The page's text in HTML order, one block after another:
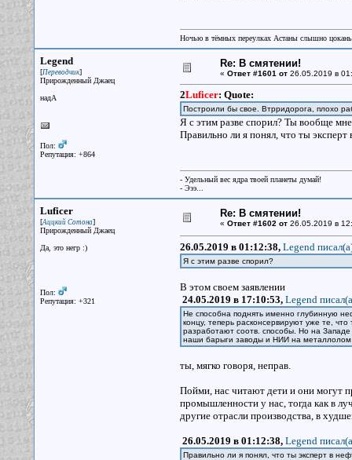
Ночью в тёмных переулках Астаны слышно
Legend
[Переводчик]
Прирожденный Джаец
надА
Пол:
Репутация: +864
Re: В смятении!
« Ответ #1601 от26.05.2019 в
2Luficer: Quote:
Построили бы свое. Втрридорога, плохо
Я с этим разве спорил? Ты вообще
Правильно ли я понял, что ты эксперт
- Удельный вес ядра твоей планеты думай!
- Эээ...
Luficer
[Аццкий Сотона]
Прирожденный Джаец
Да, это негр :)
Пол:
Репутация: +321
Re: В смятении!
« Ответ #1602 от26.05.2019 в
26.05.2019 в 01:12:38, Legend
Я с этим разве спорил?
В этом своем заявлении
24.05.2019 в 17:10:53, Legend
Не способна поднять именно глубинную
концу, теперь расконсервируют уже те,
разработают соотв. способы. Но на
наши барыги заводы и НИИ на
ты, мягко говоря, неправ.
Пойми, нас читают дети и они могут
промышленности у нас, тогда как в
другие отрасли производства, в
26.05.2019 в 01:12:38, Legend
Правильно ли я понял, что ты эксперт в